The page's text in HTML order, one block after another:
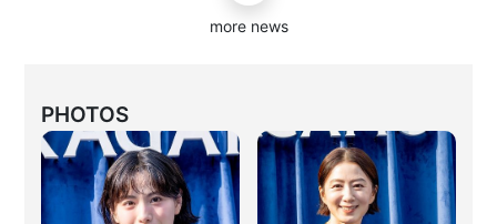
more news
PHOTOS